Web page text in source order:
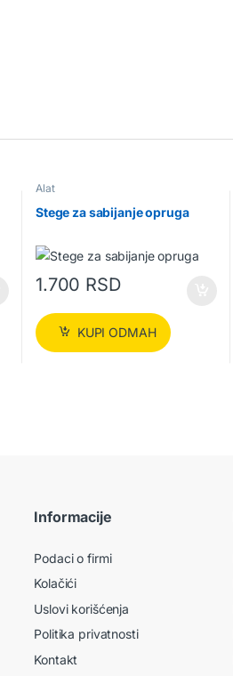
Alat
Stege za sabijanje opruga
1.700 RSD
KUPI ODMAH
Informacije
Podaci o firmi
Kolačići
Uslovi korišćenja
Politika privatnosti
Kontakt